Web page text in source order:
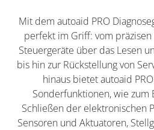
Mit dem autoaid PRO
perfekt im Griff: vom
Steuergeräte über das Lesen
bis hin zur Rückstellung von
hinaus bietet autoaid
Sonderfunktionen, wie zum
Schließen der elektronischen
Sensoren und Aktuatoren,